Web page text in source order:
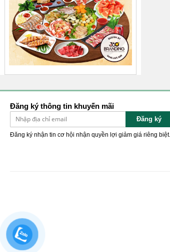
Đăng ký thông tin khuyến mãi
Đăng ký
Đăng ký nhận tin cơ hội nhận quyền lợi giảm giá riêng biệt.